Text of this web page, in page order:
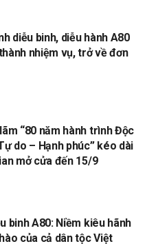
diễu binh, diễu hành A80
nhiệm vụ, trở về đơn
“80 năm hành trình Độc
do – Hạnh phúc” kéo dài
mở cửa đến 15/9
binh A80: Niềm kiêu hãnh
của cả dân tộc Việt